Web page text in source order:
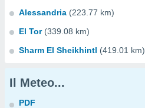
Alessandria (223.77 km)
El Tor (339.08 km)
Sharm El Sheikhintl (419.01 km)
Il Meteo...
PDF